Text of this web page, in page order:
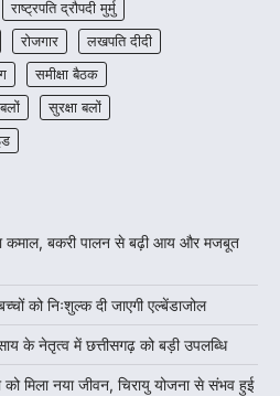
राष्ट्रपति द्रौपदी मुर्मु
रोजगार
लखपति दीदी
समीक्षा बैठक
सुरक्षा बलों
कमाल, बकरी पालन से बढ़ी आय और मजबूत
को निःशुल्क दी जाएगी एल्बेंडाजोल
के नेतृत्व में छत्तीसगढ़ को बड़ी उपलब्धि
मिला नया जीवन, चिरायु योजना से संभव हुई